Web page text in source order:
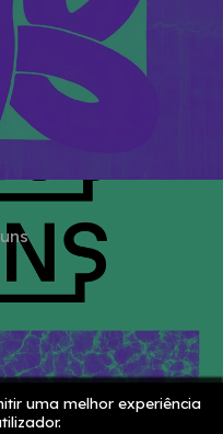
uma melhor experiência